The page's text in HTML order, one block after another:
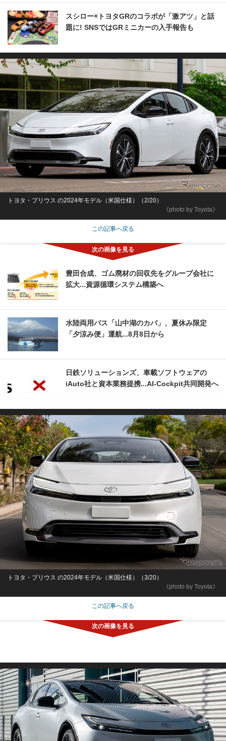
スシロー×トヨタGRのコラボが「激アツ」と話
題に! SNSではGRミニカーの入手報告も
《photo by Toyota》
トヨタ・プリウス の2024年モデル（米国仕様）（2/20）
この記事へ戻る
豊田合成、ゴム廃材の回収先をグループ会社に
拡大...資源循環システム構築へ
水陸両用バス「山中湖のカバ」、夏休み限定
「夕涼み便」運航...8月8日から
日鉄ソリューションズ、車載ソフトウェアの
iAuto社と資本業務提携...AI-Cockpit共同開発へ
《photo by Toyota》
トヨタ・プリウス の2024年モデル（米国仕様）（3/20）
この記事へ戻る